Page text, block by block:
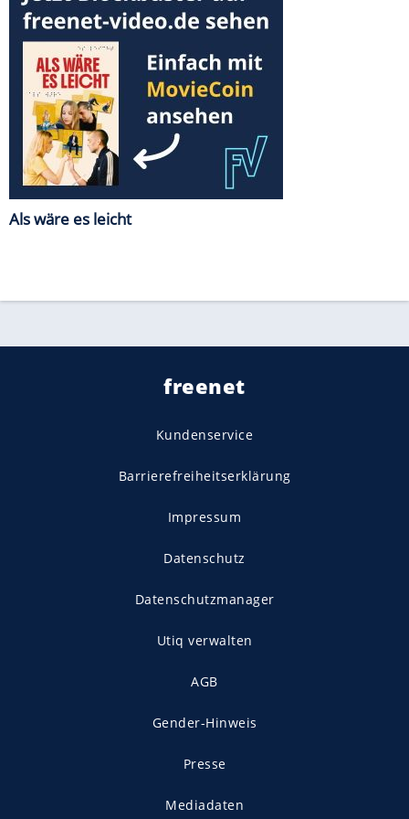
Als wäre es leicht
freenet
Kundenservice
Barrierefreiheitserklärung
Impressum
Datenschutz
Datenschutzmanager
Utiq verwalten
AGB
Gender-Hinweis
Presse
Mediadaten